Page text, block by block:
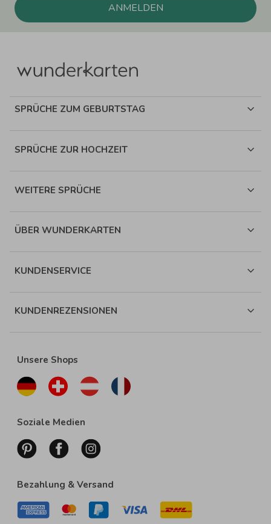
ANMELDEN
SPRÜCHE ZUM GEBURTSTAG
SPRÜCHE ZUR HOCHZEIT
WEITERE SPRÜCHE
ÜBER WUNDERKARTEN
KUNDENSERVICE
KUNDENREZENSIONEN
Unsere Shops
Soziale Medien
Bezahlung & Versand